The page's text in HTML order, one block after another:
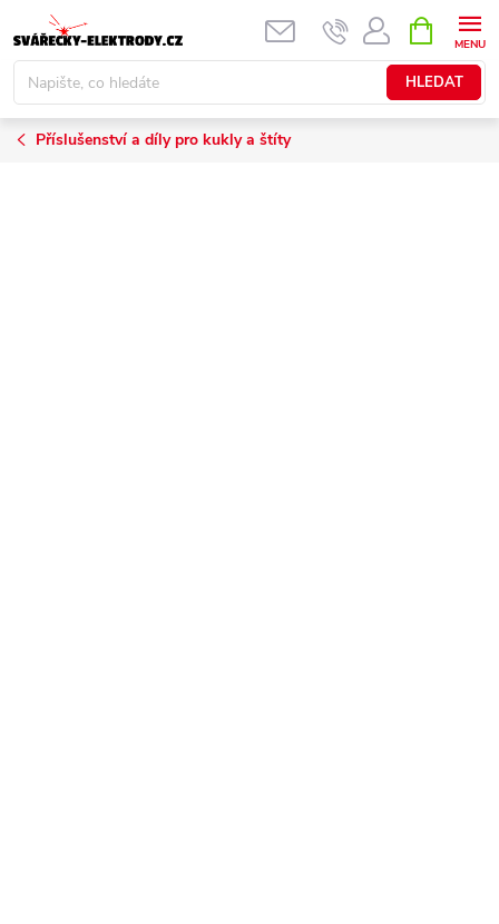
na
obsah
HLEDAT
NÁKUPNÍ
KOŠÍK
Příslušenství a díly pro kukly a štíty